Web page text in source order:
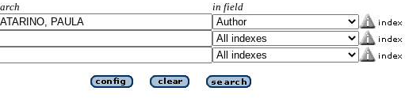
in field